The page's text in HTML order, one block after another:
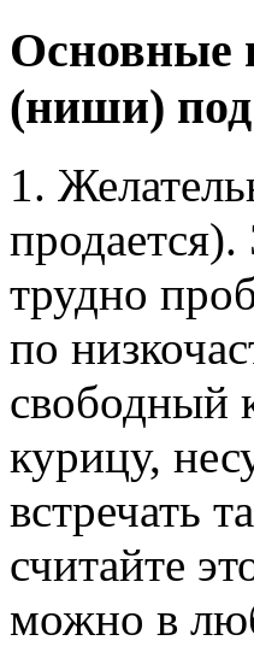
Основные
(ниши) под
1.
трудно
по
свободный
курицу,
встречать
считайте
можно в